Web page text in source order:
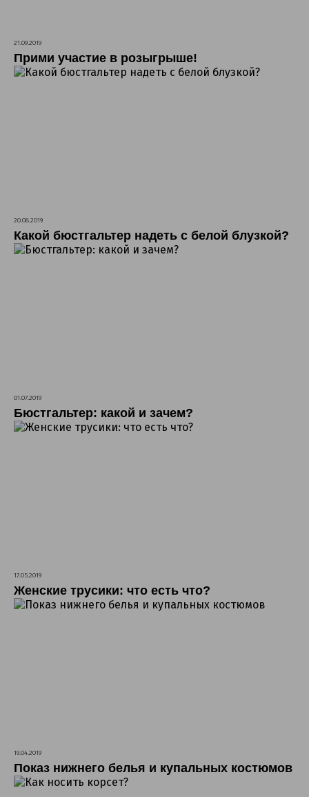
21.09.2019
Прими участие в розыгрыше!
20.08.2019
Какой бюстгальтер надеть с белой блузкой?
01.07.2019
Бюстгальтер: какой и зачем?
17.05.2019
Женские трусики: что есть что?
19.04.2019
Показ нижнего белья и купальных костюмов